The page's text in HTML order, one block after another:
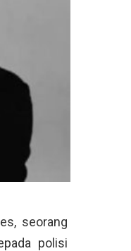
seorang
polisi